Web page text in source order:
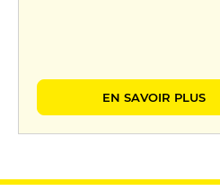
EN SAVOIR PLUS